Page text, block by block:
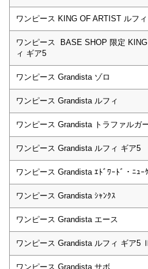
ワンピース KING OF ARTIST ルフ
ワンピース BASE SHOP 限定
ィ ギア5
ワンピース Grandista ゾロ
ワンピース Grandista ルフィ
ワンピース Grandista トラファルガ
ワンピース Grandista ルフィ ギア5
ワンピース Grandista ｴﾄﾞﾜｰﾄﾞ・ﾆｭｰ
ワンピース Grandista ｼｬﾝｸｽ
ワンピース Grandista エース
ワンピース Grandista ルフィ ギア5 Ⅱ
ワンピース Grandista サボ